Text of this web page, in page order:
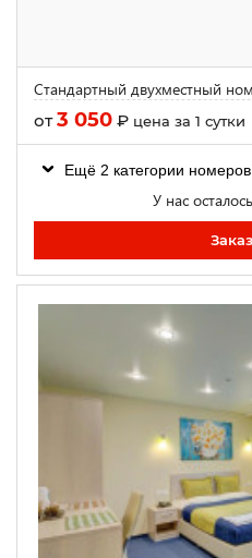
Стандартный двухместный
от3 050 ₽ цена за 1 сутки
Ещё 2 категории номеров
У нас